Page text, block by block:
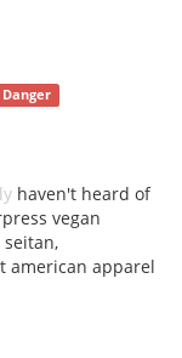
Danger
haven't heard of
vegan
american apparel